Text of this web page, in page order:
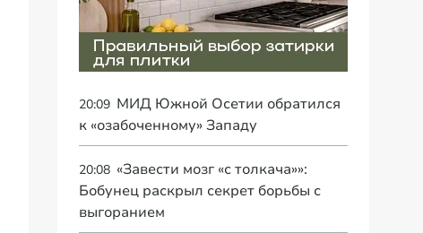
20:09 МИД Южной Осетии обратился
к «озабоченному» Западу
20:08 «Завести мозг «с толкача»»:
Бобунец раскрыл секрет борьбы с
выгоранием